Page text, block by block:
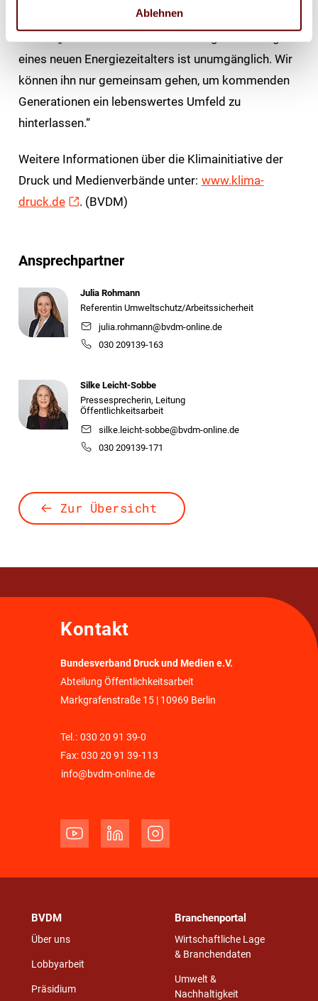
Ablehnen
Julia Rohmann, Referentin für Umweltschutz des
eines neuen Energiezeitalters ist unumgänglich. Wir
können ihn nur gemeinsam gehen, um kommenden
Generationen ein lebenswertes Umfeld zu
hinterlassen.“
Weitere Informationen über die Klimainitiative der
Druck und Medienverbände unter: www.klima-
druck.de
. (BVDM)
Ansprechpartner
Julia Rohmann
Referentin Umweltschutz/Arbeitssicherheit
julia.rohmann@bvdm-online.de
030 209139-163
Silke Leicht-Sobbe
Pressesprecherin, Leitung
Öffentlichkeitsarbeit
silke.leicht-sobbe@bvdm-online.de
030 209139-171
Zur Übersicht
Kontakt
Bundesverband Druck und Medien e.V.
Abteilung Öffentlichkeitsarbeit
Markgrafenstraße 15 | 10969 Berlin
Tel.: 030 20 91 39-0
Fax: 030 20 91 39-113
info@bvdm-online.de
BVDM
Über uns
Lobbyarbeit
Präsidium
Branchenportal
Wirtschaftliche Lage
& Branchendaten
Umwelt &
Nachhaltigkeit